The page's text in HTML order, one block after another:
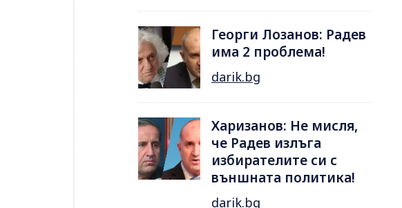
Георги Лозанов: Радев
има 2 проблема!
darik.bg
Харизанов: Не мисля,
че Радев излъга
избирателите си с
външната политика!
darik.bg